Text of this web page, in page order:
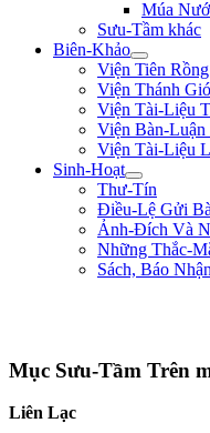
Múa
Sưu-Tầm khác
Biên-Khảo
Viện Tiên Rồng
Viện Thánh
Viện Tài-Liệu
Viện Bàn-
Viện Tài-Liệu
Sinh-Hoạt
Thư-Tín
Điều-Lệ Gửi
Ảnh-Đích Và
Những Thắc-
Sách, Báo
Mục Sưu-Tầm Trên
Liên Lạc